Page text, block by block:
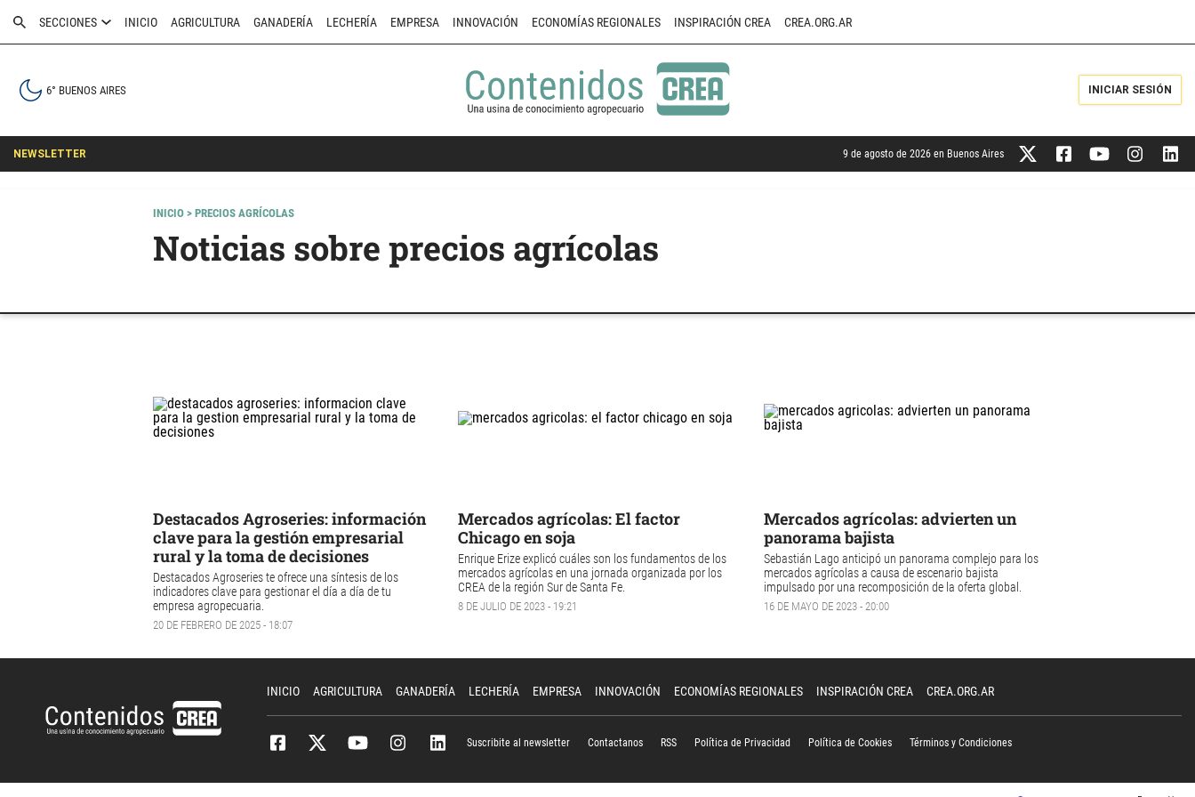
SECCIONES INICIO AGRICULTURA GANADERÍA LECHERÍA EMPRESA INNOVACIÓN ECONOMÍAS REGIONALES INSPIRACIÓN CREA CREA.ORG.AR
6° BUENOS AIRES INICIAR SESIÓN
NEWSLETTER 9 de agosto de 2026 en Buenos Aires
INICIO > PRECIOS AGRÍCOLAS
Noticias sobre precios agrícolas
Destacados Agroseries: información
clave para la gestión empresarial
rural y la toma de decisiones
Destacados Agroserieste ofrece una síntesis de los
indicadores clave para gestionar el día a día de tu
empresa agropecuaria.
20 DE FEBRERO DE 2025 - 18:07
Mercados agrícolas: El factor
Chicago en soja
Enrique Erize explicó cuáles son los fundamentos de los
mercados agrícolas en una jornada organizada por los
CREA de la región Sur de Santa Fe.
8 DE JULIO DE 2023 - 19:21
Mercados agrícolas: advierten un
panorama bajista
Sebastián Lago anticipó un panorama complejo para los
mercados agrícolas a causa de escenario bajista
impulsado por una recomposición de la oferta global.
16 DE MAYO DE 2023 - 20:00
INICIO AGRICULTURA GANADERÍA LECHERÍA EMPRESA INNOVACIÓN ECONOMÍAS REGIONALES INSPIRACIÓN CREA CREA.ORG.AR
Suscribite al newsletter Contactanos RSS Política de Privacidad Política de Cookies Términos y Condiciones